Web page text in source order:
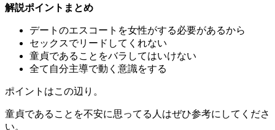
解説ポイントまとめ
デートのエスコートを女性がする必要があるから
セックスでリードしてくれない
童貞であることをバラしてはいけない
全て自分主導で動く意識をする
ポイントはこの辺り。
童貞であることを不安に思ってる人はぜひ参考にしてくださ
い。